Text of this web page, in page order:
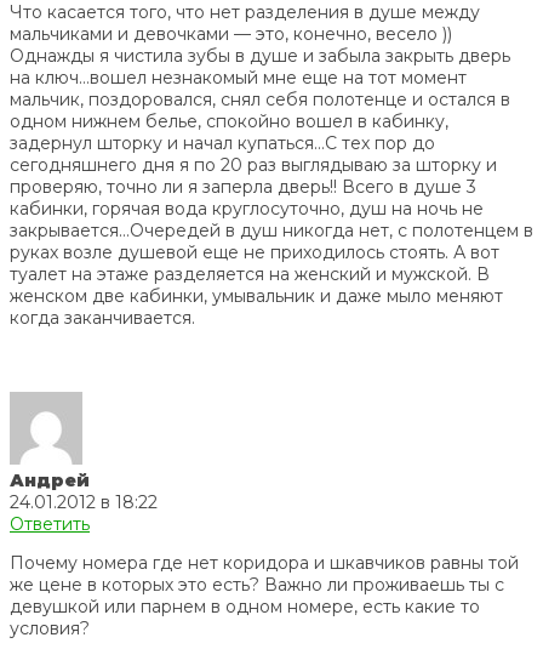
Что касается того, что нет разделения в душе между
мальчиками и девочками — это, конечно, весело ))
Однажды я чистила зубы в душе и забыла закрыть дверь
на ключ…вошел незнакомый мне еще на тот момент
мальчик, поздоровался, снял себя полотенце и остался в
одном нижнем белье, спокойно вошел в кабинку,
задернул шторку и начал купаться…С тех пор до
сегодняшнего дня я по 20 раз выглядываю за шторку и
проверяю, точно ли я заперла дверь!! Всего в душе 3
кабинки, горячая вода круглосуточно, душ на ночь не
закрывается…Очередей в душ никогда нет, с полотенцем в
руках возле душевой еще не приходилось стоять. А вот
туалет на этаже разделяется на женский и мужской. В
женском две кабинки, умывальник и даже мыло меняют
когда заканчивается.
Андрей
24.01.2012 в 18:22
Ответить
Почему номера где нет коридора и шкавчиков равны той
же цене в которых это есть? Важно ли проживаешь ты с
девушкой или парнем в одном номере, есть какие то
условия?